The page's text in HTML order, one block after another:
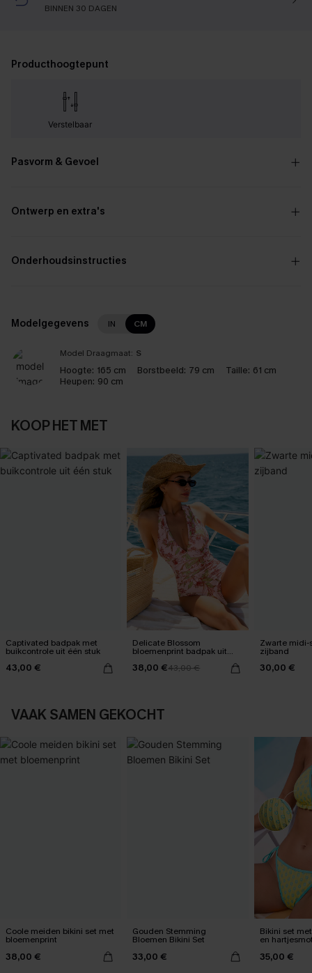
BINNEN 30 DAGEN
Producthoogtepunt
Verstelbaar
Pasvorm & Gevoel
Ontwerp en extra's
Onderhoudsinstructies
Modelgegevens IN CM
Model Draagmaat: S
Hoogte: 165 cm Borstbeeld: 79 cm Taille: 61 cm
Heupen: 90 cm
KOOP HET MET
Captivated badpak met
buikcontrole uit één stuk
43,00 €
Delicate Blossom
bloemenprint badpak uit
38,00 €43,00 €
Zwarte midi-
zijband
30,00 €
VAAK SAMEN GEKOCHT
Coole meiden bikini set met
bloemenprint
38,00 €
Gouden Stemming
Bloemen Bikini Set
33,00 €
Bikini set
en
35,00 €